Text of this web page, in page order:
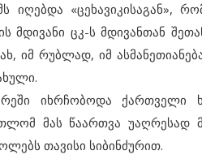
«ცეხავიკისაგან»,
მდივანი ცკ-ს მდივანთან
იმ რუბლად, იმ
იხრჩობოდა ქართველი
მას წაართვა უაღრესად
თავისი სიბინძურით.